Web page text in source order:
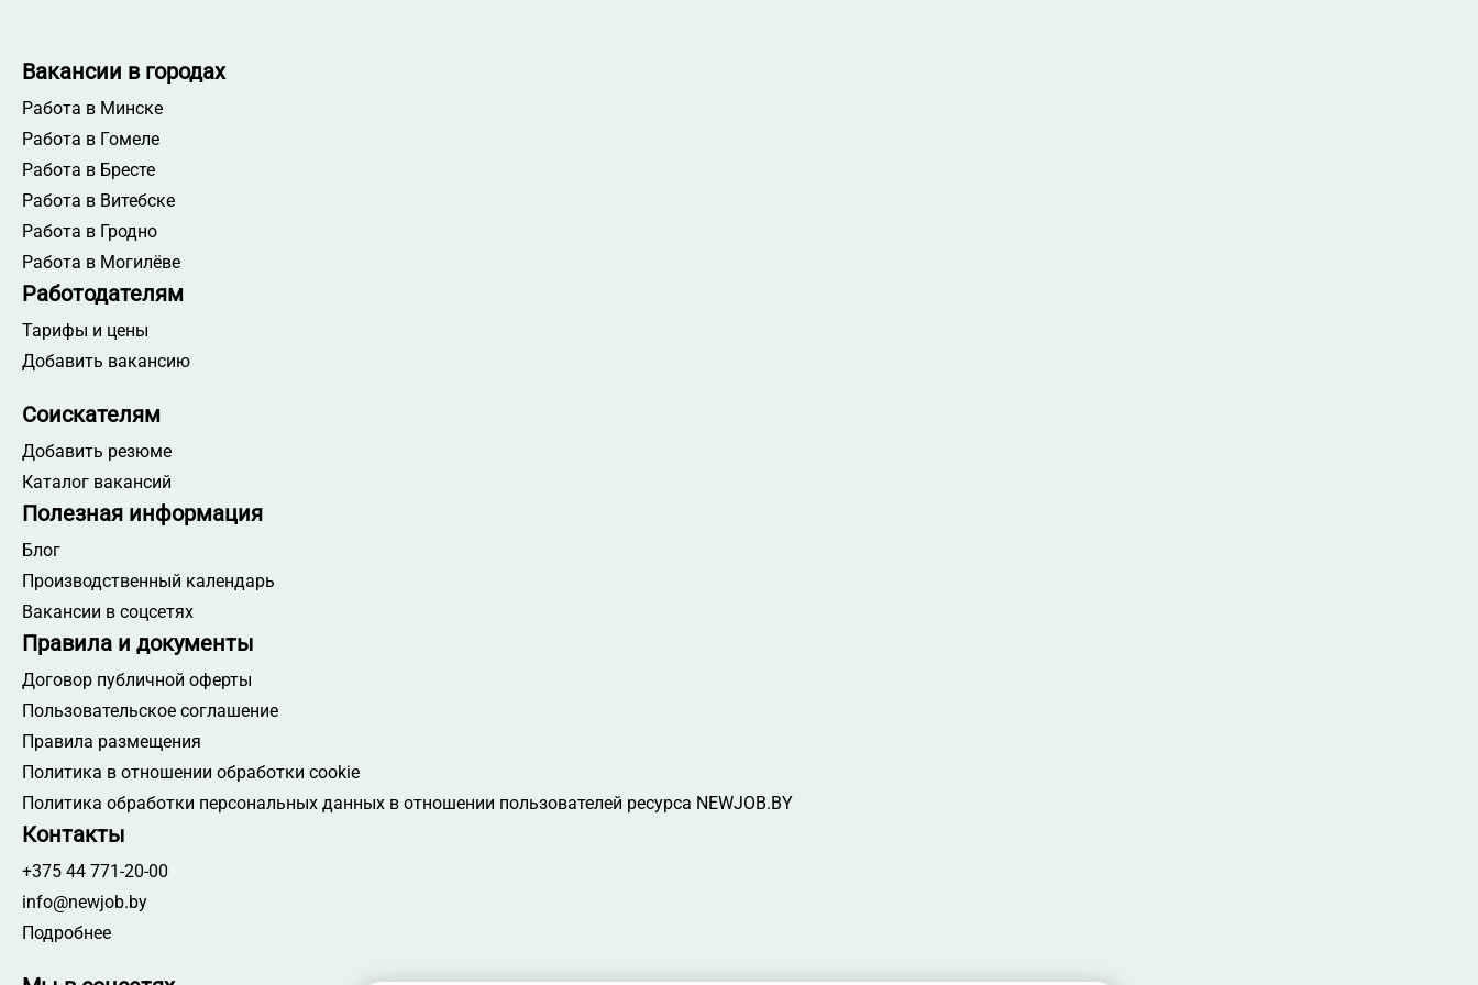
Вакансии в городах
Работа в Минске
Работа в Гомеле
Работа в Бресте
Работа в Витебске
Работа в Гродно
Работа в Могилёве
Работодателям
Тарифы и цены
Добавить вакансию
Соискателям
Добавить резюме
Каталог вакансий
Полезная информация
Блог
Производственный календарь
Вакансии в соцсетях
Правила и документы
Договор публичной оферты
Пользовательское соглашение
Правила размещения
Политика в отношении обработки cookie
Политика обработки персональных данных в отношении пользователей ресурса NEWJOB.BY
Контакты
+375 44 771-20-00
info@newjob.by
Подробнее